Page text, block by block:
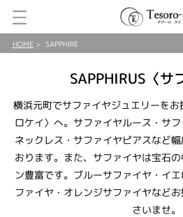
HOME SAPPHIRE
SAPPHIRUS〈サ
横浜元町でサファイヤジュエリーを
ロケイ〉へ。サファイヤルース・サ
ネックレス・サファイヤピアスなど
おります。また、サファイヤは宝石
ン豊富です。ブルーサファイヤ・イ
ファイヤ・オレンジサファイヤなど
さいませ。